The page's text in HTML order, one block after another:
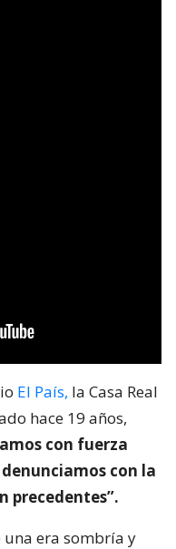
El País, la Casa Real
hace 19 años,
con fuerza
con la
precedentes”.
una era sombría y